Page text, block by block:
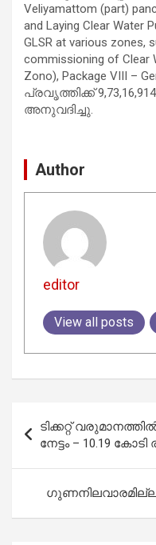
Veliyamattom (part)
and Laying Clear Water
GLSR at various zones,
commissioning of Clear
Zono), Package VIII –
പ്രവൃത്തിക്ക്
അനുവദിച്ചു.
Author
editor
View all posts
navigation
ടിക്കറ്റ്
നേട്ടം – 10.19